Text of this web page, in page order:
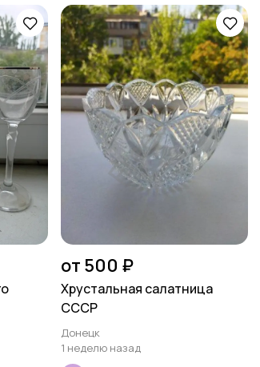
от 500 ₽
Хрустальная салатница
СССР
Донецк
1 неделю назад